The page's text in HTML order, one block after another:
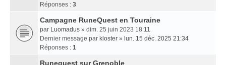
Réponses : 3
Campagne RuneQuest en Touraine
par Luomadus » dim. 25 juin 2023 18:11
Dernier message par kloster » lun. 15 déc. 2025 21:34
Réponses : 1
Runequest sur Grenoble